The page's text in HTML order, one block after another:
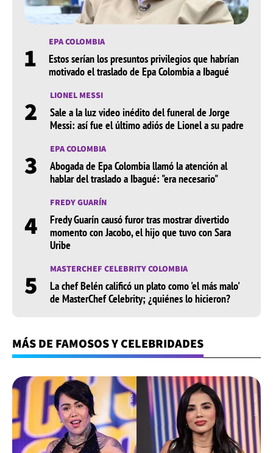
1 EPA COLOMBIA
Estos serían los presuntos privilegios que habrían
motivado el traslado de Epa Colombia a Ibagué
2 LIONEL MESSI
Sale a la luz video inédito del funeral de Jorge
Messi: así fue el último adiós de Lionel a su padre
3 EPA COLOMBIA
Abogada de Epa Colombia llamó la atención al
hablar del traslado a Ibagué: "era necesario"
4
FREDY GUARÍN
Fredy Guarín causó furor tras mostrar divertido
momento con Jacobo, el hijo que tuvo con Sara
Uribe
5 MASTERCHEF CELEBRITY COLOMBIA
La chef Belén calificó un plato como 'el más malo'
de MasterChef Celebrity; ¿quiénes lo hicieron?
MÁS DE FAMOSOS Y CELEBRIDADES